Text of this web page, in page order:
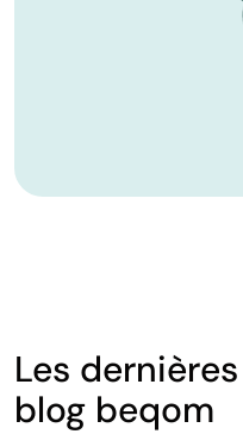
Les
blog beqom